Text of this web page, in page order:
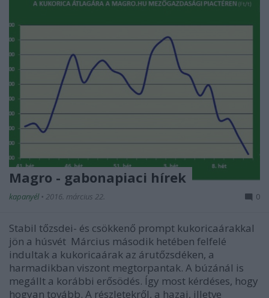
Magro - gabonapiaci hírek
kapanyél • 2016. március 22. 0
Stabil tőzsdei- és csökkenő prompt kukoricaárakkal
jön a húsvét Március második hetében felfelé
indultak a kukoricaárak az árutőzsdéken, a
harmadikban viszont megtorpantak. A búzánál is
megállt a korábbi erősödés. Így most kérdéses, hogy
hogyan tovább. A részletekről, a hazai, illetve